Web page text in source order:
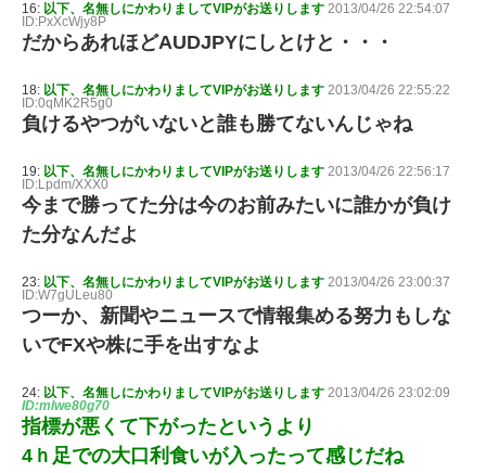
16: 以下、名無しにかわりましてVIPがお送りします 2013/04/26 22:54:07
ID:PxXcWjy8P
だからあれほどAUDJPYにしとけと・・・
18: 以下、名無しにかわりましてVIPがお送りします 2013/04/26 22:55:22
ID:0qMK2R5g0
負けるやつがいないと誰も勝てないんじゃね
19: 以下、名無しにかわりましてVIPがお送りします 2013/04/26 22:56:17
ID:Lpdm/XXX0
今まで勝ってた分は今のお前みたいに誰かが負け
た分なんだよ
23: 以下、名無しにかわりましてVIPがお送りします 2013/04/26 23:00:37
ID:W7gULeu80
つーか、新聞やニュースで情報集める努力もしな
いでFXや株に手を出すなよ
24: 以下、名無しにかわりましてVIPがお送りします 2013/04/26 23:02:09
ID:mlwe80g70
指標が悪くて下がったというより
4ｈ足での大口利食いが入ったって感じだね